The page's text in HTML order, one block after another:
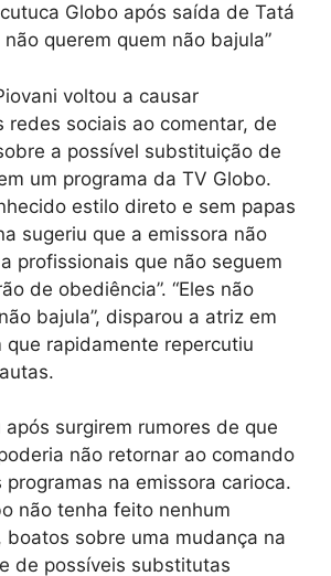
Globo após saída de Tatá
não querem quem não bajula”
voltou a causar
redes sociais ao comentar, de
a possível substituição de
um programa da TV Globo.
estilo direto e sem papas
sugeriu que a emissora não
profissionais que não seguem
de obediência”. “Eles não
bajula”, disparou a atriz em
que rapidamente repercutiu
surgirem rumores de que
não retornar ao comando
na emissora carioca.
não tenha feito nenhum
boatos sobre uma mudança na
de possíveis substitutas